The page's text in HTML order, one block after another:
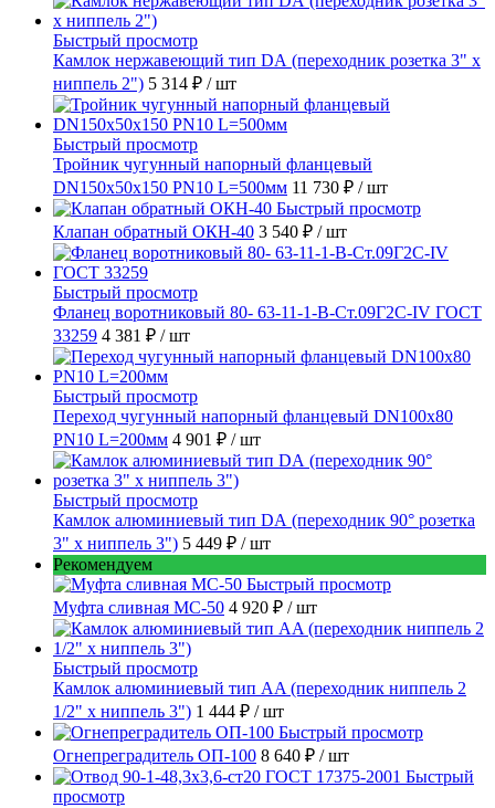
Быстрый просмотр
Камлок нержавеющий тип DА (переходник розетка 3" х
ниппель 2") 5 314 ₽ / шт
Быстрый просмотр
Тройник чугунный напорный фланцевый
DN150х50х150 PN10 L=500мм 11 730 ₽ / шт
Быстрый просмотр
Клапан обратный ОКН-40 3 540 ₽ / шт
Быстрый просмотр
Фланец воротниковый 80- 63-11-1-B-Ст.09Г2С-IV ГОСТ
33259 4 381 ₽ / шт
Быстрый просмотр
Переход чугунный напорный фланцевый DN100х80
PN10 L=200мм 4 901 ₽ / шт
Быстрый просмотр
Камлок алюминиевый тип DА (переходник 90° розетка
3" х ниппель 3") 5 449 ₽ / шт
Рекомендуем
Быстрый просмотр
Муфта сливная МС-50 4 920 ₽ / шт
Быстрый просмотр
Камлок алюминиевый тип AA (переходник ниппель 2
1/2" х ниппель 3") 1 444 ₽ / шт
Быстрый просмотр
Огнепреградитель ОП-100 8 640 ₽ / шт
Быстрый
просмотр